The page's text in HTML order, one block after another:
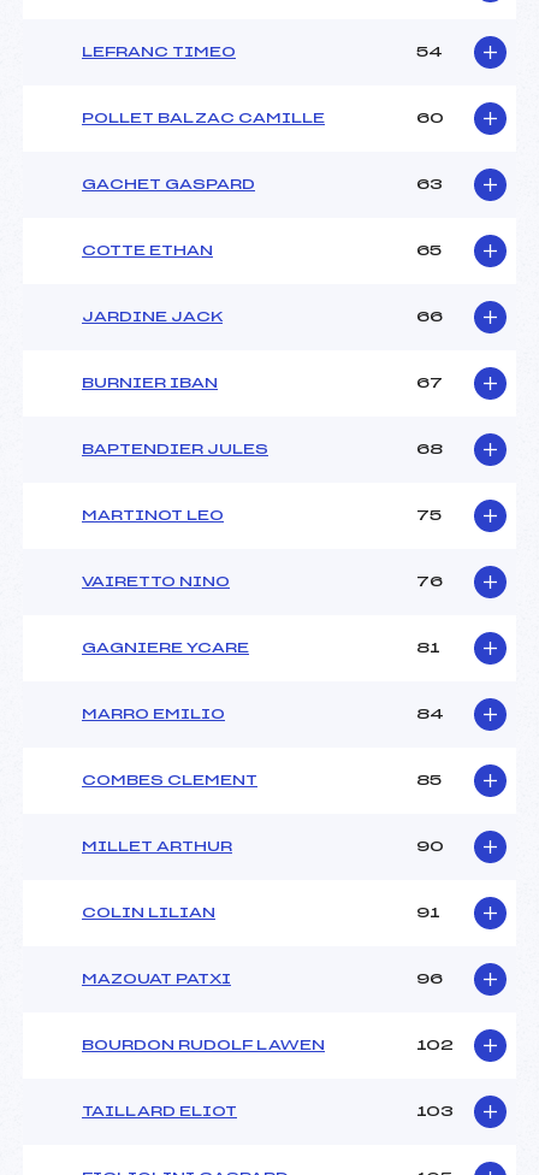
LEFRANC TIMEO 54
POLLET BALZAC CAMILLE 60
GACHET GASPARD 63
COTTE ETHAN 65
JARDINE JACK 66
BURNIER IBAN 67
BAPTENDIER JULES 68
MARTINOT LEO 75
VAIRETTO NINO 76
GAGNIERE YCARE 81
MARRO EMILIO 84
COMBES CLEMENT 85
MILLET ARTHUR 90
COLIN LILIAN 91
MAZOUAT PATXI 96
BOURDON RUDOLF LAWEN 102
TAILLARD ELIOT 103